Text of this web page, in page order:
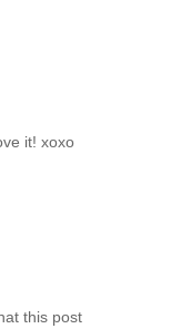
it! xoxo
thіs post